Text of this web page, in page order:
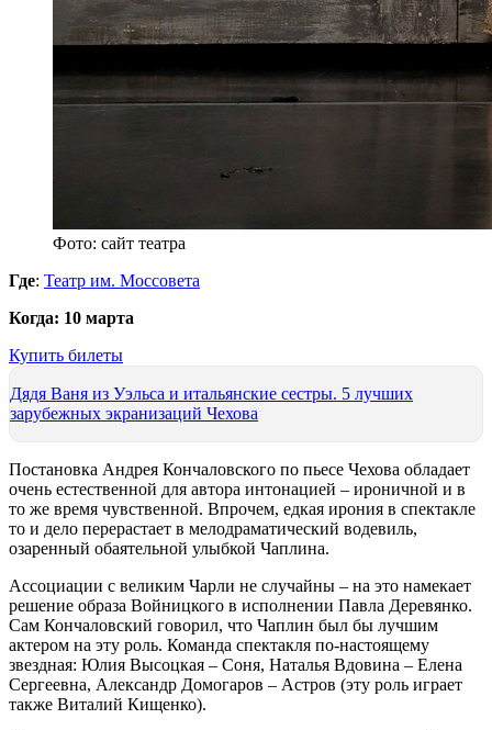
Фото: сайт театра
Где: Театр им. Моссовета
Когда: 10 марта
Купить билеты
Дядя Ваня из Уэльса и итальянские сестры. 5 лучших
зарубежных экранизаций Чехова
Постановка Андрея Кончаловского по пьесе Чехова обладает
очень естественной для автора интонацией – ироничной и в
то же время чувственной. Впрочем, едкая ирония в спектакле
то и дело перерастает в мелодраматический водевиль,
озаренный обаятельной улыбкой Чаплина.
Ассоциации с великим Чарли не случайны – на это намекает
решение образа Войницкого в исполнении Павла Деревянко.
Сам Кончаловский говорил, что Чаплин был бы лучшим
актером на эту роль. Команда спектакля по-настоящему
звездная: Юлия Высоцкая – Соня, Наталья Вдовина – Елена
Сергеевна, Александр Домогаров – Астров (эту роль играет
также Виталий Кищенко).